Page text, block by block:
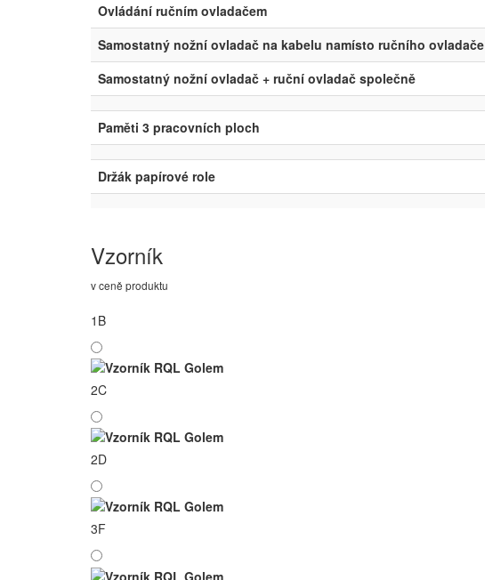
Ovládání ručním ovladačem
Samostatný nožní ovladač na kabelu namísto ručního ovladače
Samostatný nožní ovladač + ruční ovladač společně
Paměti 3 pracovních ploch
Držák papírové role
Vzorník
v ceně produktu
1B
2C
2D
3F